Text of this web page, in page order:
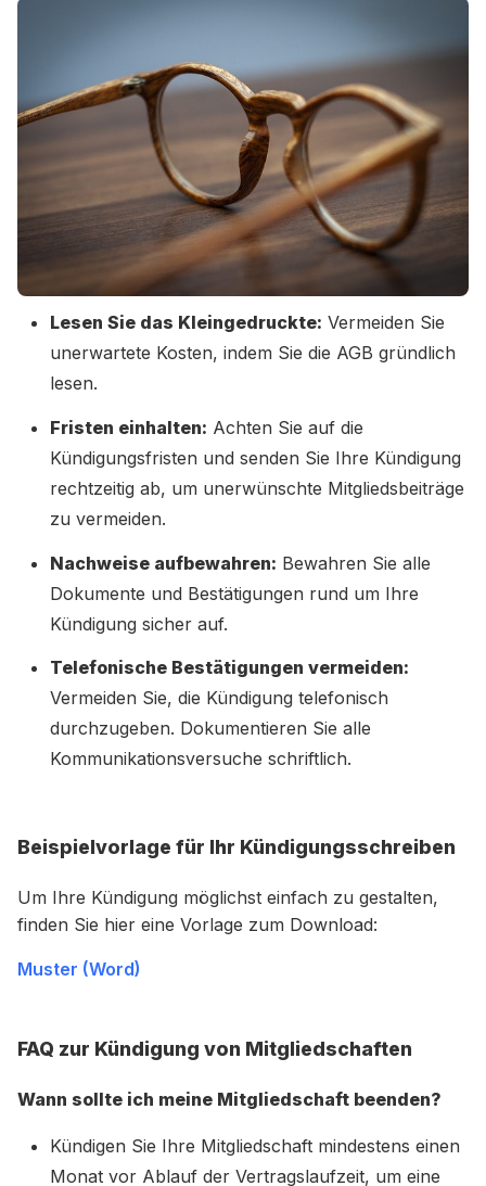
Lesen Sie das Kleingedruckte: Vermeiden Sie
unerwartete Kosten, indem Sie die AGB gründlich
lesen.
Fristen einhalten: Achten Sie auf die
Kündigungsfristen und senden Sie Ihre Kündigung
rechtzeitig ab, um unerwünschte Mitgliedsbeiträge
zu vermeiden.
Nachweise aufbewahren: Bewahren Sie alle
Dokumente und Bestätigungen rund um Ihre
Kündigung sicher auf.
Telefonische Bestätigungen vermeiden:
Vermeiden Sie, die Kündigung telefonisch
durchzugeben. Dokumentieren Sie alle
Kommunikationsversuche schriftlich.
Beispielvorlage für Ihr Kündigungsschreiben
Um Ihre Kündigung möglichst einfach zu gestalten,
finden Sie hier eine Vorlage zum Download:
Muster (Word)
FAQ zur Kündigung von Mitgliedschaften
Wann sollte ich meine Mitgliedschaft beenden?
Kündigen Sie Ihre Mitgliedschaft mindestens einen
Monat vor Ablauf der Vertragslaufzeit, um eine